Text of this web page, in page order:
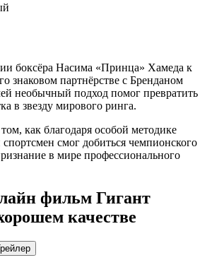
боксёра Насима «Принца» Хамеда к
знаковом партнёрстве с Бренданом
необычный подход помог превратить
в звезду мирового ринга.
как благодаря особой методике
смог добиться чемпионского
в мире профессионального
фильм Гигант
качестве